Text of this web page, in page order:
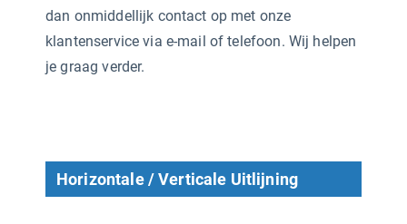
dan onmiddellijk contact op met onze
klantenservice via e-mail of telefoon. Wij helpen
je graag verder.
Horizontale / Verticale Uitlijning